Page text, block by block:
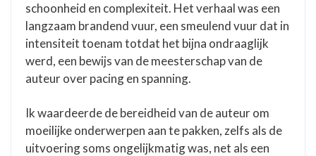
schoonheid en complexiteit. Het verhaal was een
langzaam brandend vuur, een smeulend vuur dat in
intensiteit toenam totdat het bijna ondraaglijk
werd, een bewijs van de meesterschap van de
auteur over pacing en spanning.
Ik waardeerde de bereidheid van de auteur om
moeilijke onderwerpen aan te pakken, zelfs als de
uitvoering soms ongelijkmatig was, net als een